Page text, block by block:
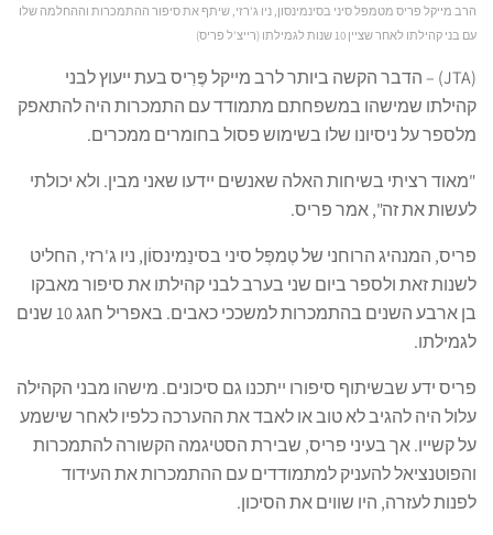
הרב מייקל פריס מטמפל סיני בסינמינסון, ניו ג'רזי, שיתף את סיפור ההתמכרות וההחלמה שלו
עם בני קהילתו לאחר שציין 10 שנות לגמילתו (רייצ'ל פריס)
(JTA) – הדבר הקשה ביותר לרב מייקל פֶּרִיס בעת ייעוץ לבני
קהילתו שמישהו במשפחתם מתמודד עם התמכרות היה להתאפק
מלספר על ניסיונו שלו בשימוש פסול בחומרים ממכרים.
"מאוד רציתי בשיחות האלה שאנשים יידעו שאני מבין. ולא יכולתי
לעשות את זה", אמר פריס.
פריס, המנהיג הרוחני של טֶמפְּל סיני בסינַמינסוֹן, ניו ג'רזי, החליט
לשנות זאת ולספר ביום שני בערב לבני קהילתו את סיפור מאבקו
בן ארבע השנים בהתמכרות למשככי כאבים. באפריל חגג 10 שנים
לגמילתו.
פריס ידע שבשיתוף סיפורו ייתכנו גם סיכונים. מישהו מבני הקהילה
עלול היה להגיב לא טוב או לאבד את ההערכה כלפיו לאחר שישמע
על קשייו. אך בעיני פריס, שבירת הסטיגמה הקשורה להתמכרות
והפוטנציאל להעניק למתמודדים עם ההתמכרות את העידוד
לפנות לעזרה, היו שווים את הסיכון.